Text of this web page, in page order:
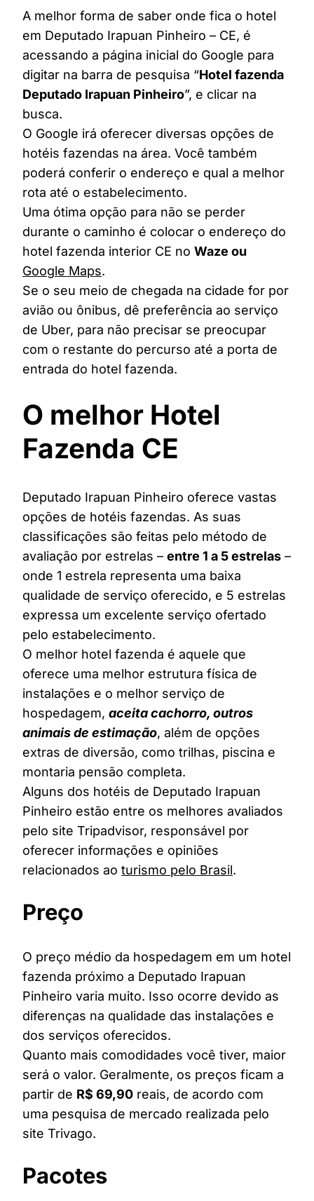
A melhor forma de saber onde fica o hotel
em Deputado Irapuan Pinheiro – CE, é
acessando a página inicial do Google para
digitar na barra de pesquisa “Hotel fazenda
Deputado Irapuan Pinheiro”, e clicar na
busca.
O Google irá oferecer diversas opções de
hotéis fazendas na área. Você também
poderá conferir o endereço e qual a melhor
rota até o estabelecimento.
Uma ótima opção para não se perder
durante o caminho é colocar o endereço do
hotel fazenda interior CE no Waze ou
Google Maps.
Se o seu meio de chegada na cidade for por
avião ou ônibus, dê preferência ao serviço
de Uber, para não precisar se preocupar
com o restante do percurso até a porta de
entrada do hotel fazenda.
O melhor Hotel
Fazenda CE
Deputado Irapuan Pinheiro oferece vastas
opções de hotéis fazendas. As suas
classificações são feitas pelo método de
avaliação por estrelas – entre 1 a 5 estrelas –
onde 1 estrela representa uma baixa
qualidade de serviço oferecido, e 5 estrelas
expressa um excelente serviço ofertado
pelo estabelecimento.
O melhor hotel fazenda é aquele que
oferece uma melhor estrutura física de
instalações e o melhor serviço de
hospedagem, aceita cachorro, outros
animais de estimação, além de opções
extras de diversão, como trilhas, piscina e
montaria pensão completa.
Alguns dos hotéis de Deputado Irapuan
Pinheiro estão entre os melhores avaliados
pelo site Tripadvisor, responsável por
oferecer informações e opiniões
relacionados ao turismo pelo Brasil.
Preço
O preço médio da hospedagem em um hotel
fazenda próximo a Deputado Irapuan
Pinheiro varia muito. Isso ocorre devido as
diferenças na qualidade das instalações e
dos serviços oferecidos.
Quanto mais comodidades você tiver, maior
será o valor. Geralmente, os preços ficam a
partir de R$ 69,90 reais, de acordo com
uma pesquisa de mercado realizada pelo
site Trivago.
Pacotes